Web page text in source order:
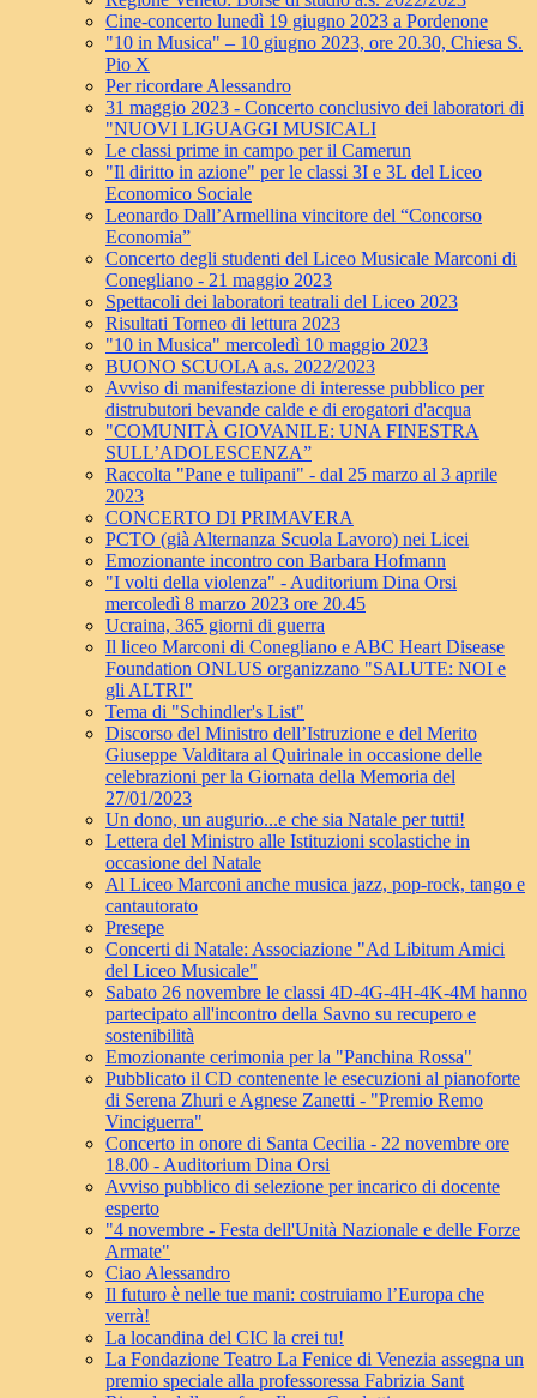
Cine-concerto lunedì 19 giugno 2023 a Pordenone
"10 in Musica" – 10 giugno 2023, ore 20.30, Chiesa S.
Pio X
Per ricordare Alessandro
31 maggio 2023 - Concerto conclusivo dei laboratori di
"NUOVI LIGUAGGI MUSICALI
Le classi prime in campo per il Camerun
"Il diritto in azione" per le classi 3I e 3L del Liceo
Economico Sociale
Leonardo Dall’Armellina vincitore del “Concorso
Economia”
Concerto degli studenti del Liceo Musicale Marconi di
Conegliano - 21 maggio 2023
Spettacoli dei laboratori teatrali del Liceo 2023
Risultati Torneo di lettura 2023
"10 in Musica" mercoledì 10 maggio 2023
BUONO SCUOLA a.s. 2022/2023
Avviso di manifestazione di interesse pubblico per
distrubutori bevande calde e di erogatori d'acqua
"COMUNITÀ GIOVANILE: UNA FINESTRA
SULL’ADOLESCENZA”
Raccolta "Pane e tulipani" - dal 25 marzo al 3 aprile
2023
CONCERTO DI PRIMAVERA
PCTO (già Alternanza Scuola Lavoro) nei Licei
Emozionante incontro con Barbara Hofmann
"I volti della violenza" - Auditorium Dina Orsi
mercoledì 8 marzo 2023 ore 20.45
Ucraina, 365 giorni di guerra
Il liceo Marconi di Conegliano e ABC Heart Disease
Foundation ONLUS organizzano "SALUTE: NOI e
gli ALTRI"
Tema di "Schindler's List"
Discorso del Ministro dell’Istruzione e del Merito
Giuseppe Valditara al Quirinale in occasione delle
celebrazioni per la Giornata della Memoria del
27/01/2023
Un dono, un augurio...e che sia Natale per tutti!
Lettera del Ministro alle Istituzioni scolastiche in
occasione del Natale
Al Liceo Marconi anche musica jazz, pop-rock, tango e
cantautorato
Presepe
Concerti di Natale: Associazione "Ad Libitum Amici
del Liceo Musicale"
Sabato 26 novembre le classi 4D-4G-4H-4K-4M hanno
partecipato all'incontro della Savno su recupero e
sostenibilità
Emozionante cerimonia per la "Panchina Rossa"
Pubblicato il CD contenente le esecuzioni al pianoforte
di Serena Zhuri e Agnese Zanetti - "Premio Remo
Vinciguerra"
Concerto in onore di Santa Cecilia - 22 novembre ore
18.00 - Auditorium Dina Orsi
Avviso pubblico di selezione per incarico di docente
esperto
"4 novembre - Festa dell'Unità Nazionale e delle Forze
Armate"
Ciao Alessandro
Il futuro è nelle tue mani: costruiamo l’Europa che
verrà!
La locandina del CIC la crei tu!
La Fondazione Teatro La Fenice di Venezia assegna un
premio speciale alla professoressa Fabrizia Sant